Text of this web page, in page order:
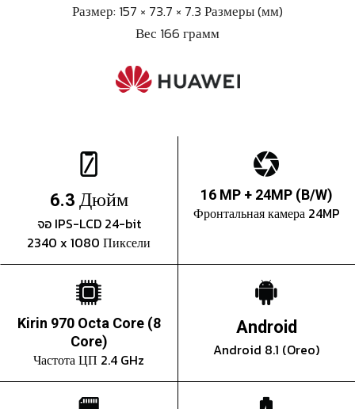
Размер: 157 × 73.7 × 7.3 Размеры (мм)
Вес 166 грамм
6.3 Дюйм
จอ IPS-LCD 24-bit
2340 x 1080 Пиксели
16 MP + 24MP (B/W)
Фронтальная камера 24MP
Kirin 970 Octa Core (8
Core)
Частота ЦП 2.4 GHz
Android
Android 8.1 (Oreo)